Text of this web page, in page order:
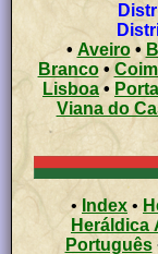
• Aveiro•
Branco•
Lisboa•
Viana do
• Index •
Heráldica
Português